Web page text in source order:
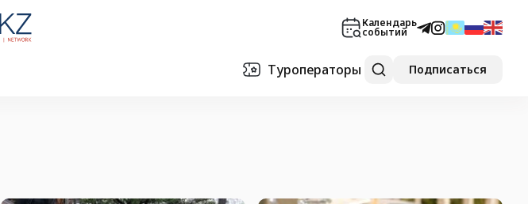
Календарь
событий
Туроператоры Подписаться